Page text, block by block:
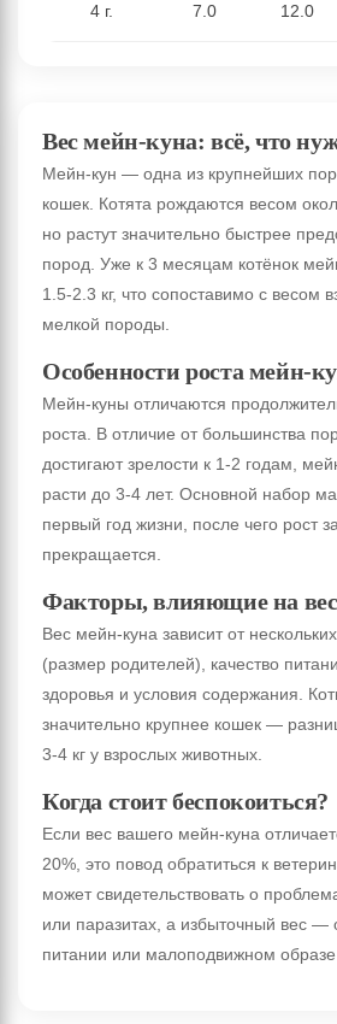
4 г. 7.0 12.0
Вес мейн-куна: всё, что
Мейн-кун — одна из крупнейших
кошек. Котята рождаются весом
но растут значительно быстрее
пород. Уже к 3 месяцам котёнок
1.5-2.3 кг, что сопоставимо с весом
мелкой породы.
Особенности роста мейн-
Мейн-куны отличаются
роста. В отличие от большинства
достигают зрелости к 1-2 годам,
расти до 3-4 лет. Основной набор
первый год жизни, после чего рост
прекращается.
Факторы, влияющие на вес
Вес мейн-куна зависит от
(размер родителей), качество
здоровья и условия содержания.
значительно крупнее кошек —
3-4 кг у взрослых животных.
Когда стоит беспокоиться?
Если вес вашего мейн-куна
20%, это повод обратиться к
может свидетельствовать о
или паразитах, а избыточный вес —
питании или малоподвижном образе